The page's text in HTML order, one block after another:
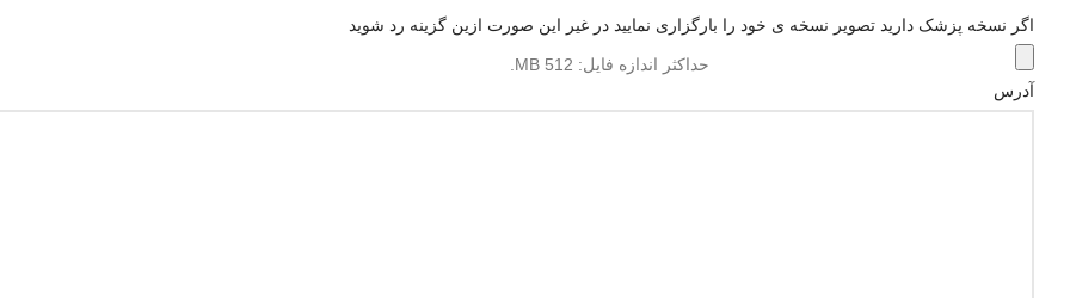
اگر نسخه پزشک دارید تصویر نسخه ی خود را بارگزاری نمایید در غیر این صورت ازین گزینه رد شوید
حداکثر اندازه فایل: 512 MB.
آدرس